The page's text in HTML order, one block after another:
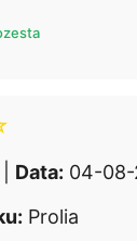
Data: 04-08-
Prolia